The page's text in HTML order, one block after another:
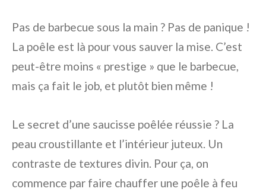
Pas de barbecue sous la main ? Pas de panique !
La poêle est là pour vous sauver la mise. C’est
peut-être moins « prestige » que le barbecue,
mais ça fait le job, et plutôt bien même !
Le secret d’une saucisse poêlée réussie ? La
peau croustillante et l’intérieur juteux. Un
contraste de textures divin. Pour ça, on
commence par faire chauffer une poêle à feu